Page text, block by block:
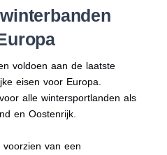
voldoen aan de laatste
eisen voor Europa.
alle wintersportlanden als
en Oostenrijk.
van een